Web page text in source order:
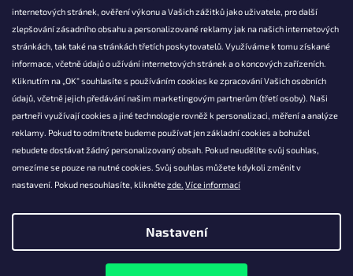
internetových stránek, ověření výkonu a Vašich zážitků jako uživatele, pro další
zlepšování zásadního obsahu a personalizované reklamy jak na našich internetových
stránkách, tak také na stránkách třetích poskytovatelů. Využíváme k tomu získané
informace, včetně údajů o užívání internetových stránek a o koncových zařízeních.
Kliknutím na „OK“ souhlasíte s používáním cookies ke zpracování Vašich osobních
údajů, včetně jejich předávání našim marketingovým partnerům (třetí osoby). Naši
partneři využívají cookies a jiné technologie rovněž k personalizaci, měření a analýze
reklamy. Pokud to odmítnete budeme používat jen základní cookies a bohužel
nebudete dostávat žádný personalizovaný obsah. Pokud neudělíte svůj souhlas,
omezíme se pouze na nutné cookies. Svůj souhlas můžete kdykoli změnit v
nastavení. Pokud nesouhlasíte, kliknětezde. Více informací
Nastavení
KONTAKT
info@falanzo.cz
Falanzo.cz
FalanzoCZ